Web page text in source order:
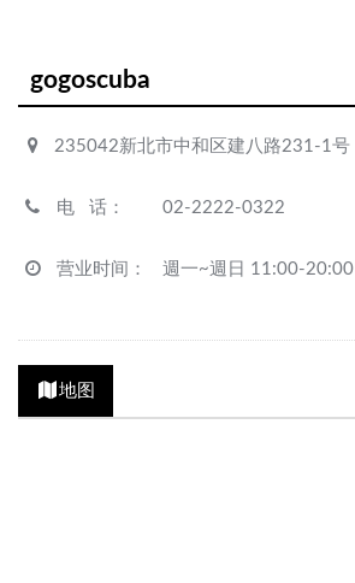
gogoscuba
235042新北市中和区建八路231-1号
电 话： 02-2222-0322
营业时间 ： 週一~週日 11:00-20:00
地图